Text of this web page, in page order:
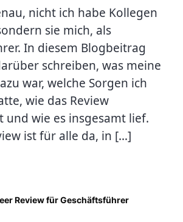
nicht ich habe Kollegen
sie mich, als
In diesem Blogbeitrag
schreiben, was meine
war, welche Sorgen ich
wie das Review
und wie es insgesamt lief.
ist für alle da, in […]
Review für Geschäftsführer